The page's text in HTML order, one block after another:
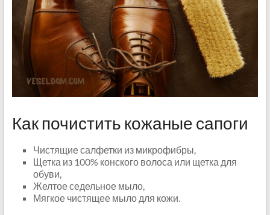
Как почистить кожаные сапоги
Чистящие салфетки из микрофибры,
Щетка из 100% конского волоса или щетка для
обуви,
Желтое седельное мыло,
Мягкое чистящее мыло для кожи.